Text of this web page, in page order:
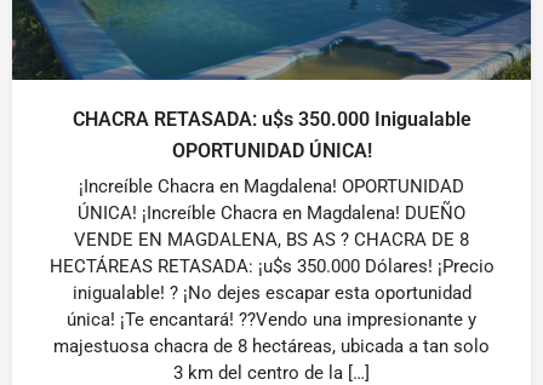
CHACRA RETASADA: u$s 350.000 Inigualable
OPORTUNIDAD ÚNICA!
¡Increíble Chacra en Magdalena! OPORTUNIDAD
ÚNICA! ¡Increíble Chacra en Magdalena! DUEÑO
VENDE EN MAGDALENA, BS AS ? CHACRA DE 8
HECTÁREAS RETASADA: ¡u$s 350.000 Dólares! ¡Precio
inigualable! ? ¡No dejes escapar esta oportunidad
única! ¡Te encantará! ??Vendo una impresionante y
majestuosa chacra de 8 hectáreas, ubicada a tan solo
3 km del centro de la […]